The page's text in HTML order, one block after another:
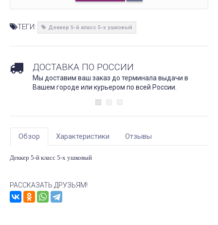
ТЕГИ: Деккер 5-й класс 5-х ушковый
ДОСТАВКА ПО РОССИИ
Мы доставим ваш заказ до терминала выдачи в
Вашем городе или курьером по всей России.
Обзор Характеристики Отзывы
Деккер 5-й класс 5-х ушковый
РАССКАЗАТЬ ДРУЗЬЯМ!